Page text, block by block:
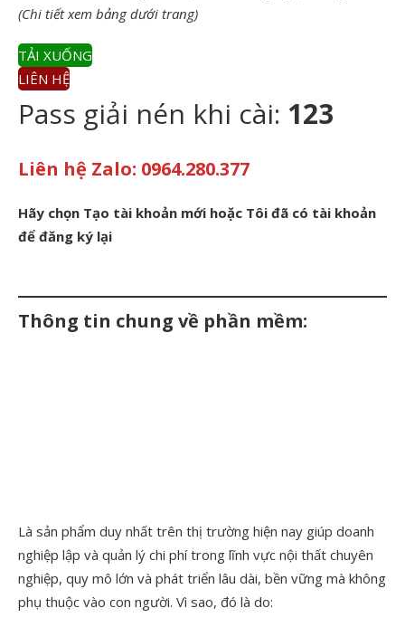
(Chi tiết xem bảng dưới trang)
TẢI XUỐNG
LIÊN HỆ
Pass giải nén khi cài: 123
Liên hệ Zalo: 0964.280.377
Hãy chọn Tạo tài khoản mới hoặc Tôi đã có tài khoản
để đăng ký lại
Thông tin chung về phần mềm:
Là sản phẩm duy nhất trên thị trường hiện nay giúp doanh
nghiệp lập và quản lý chi phí trong lĩnh vực nội thất chuyên
nghiệp, quy mô lớn và phát triển lâu dài, bền vững mà không
phụ thuộc vào con người. Vì sao, đó là do: